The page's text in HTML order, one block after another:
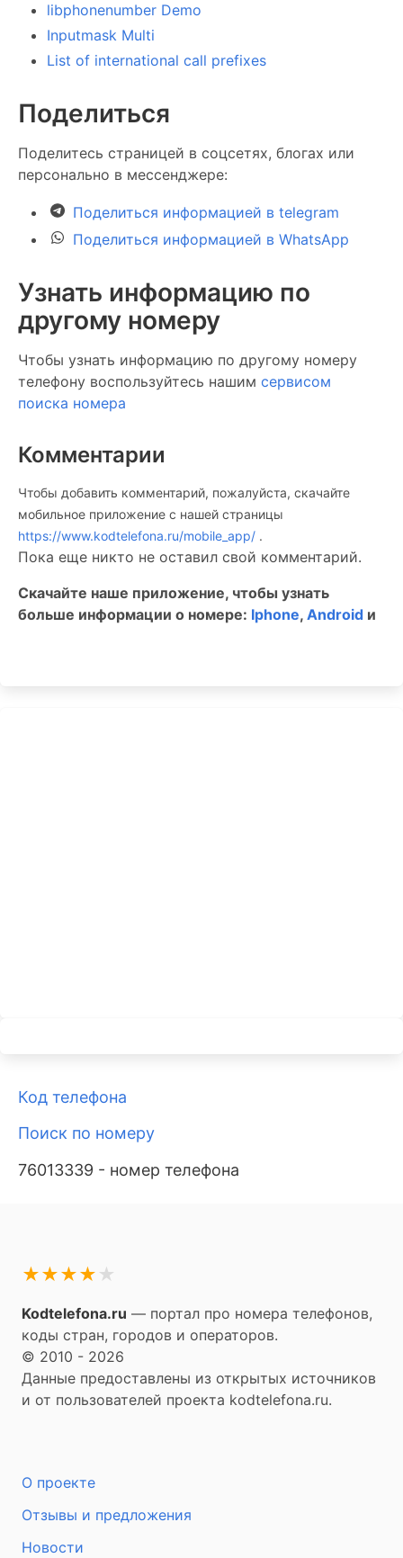
libphonenumber Demo
Inputmask Multi
List of international call prefixes
Поделиться
Поделитесь страницей в соцсетях, блогах или
персонально в мессенджере:
Поделиться информацией в telegram
Поделиться информацией в WhatsApp
Узнать информацию по
другому номеру
Чтобы узнать информацию по другому номеру
телефону воспользуйтесь нашим сервисом
поиска номера
Комментарии
Чтобы добавить комментарий, пожалуйста, скачайте
мобильное приложение c нашей страницы
https://www.kodtelefona.ru/mobile_app/ .
Пока еще никто не оставил свой комментарий.
Скачайте наше приложение, чтобы узнать
больше информации о номере: Iphone, Android и
Код телефона
Поиск по номеру
76013339 - номер телефона
★
★
★
★
★
Kodtelefona.ru — портал про номера телефонов,
коды стран, городов и операторов.
© 2010 - 2026
Данные предоставлены из открытых источников
и от пользователей проекта kodtelefona.ru.
О проекте
Отзывы и предложения
Новости